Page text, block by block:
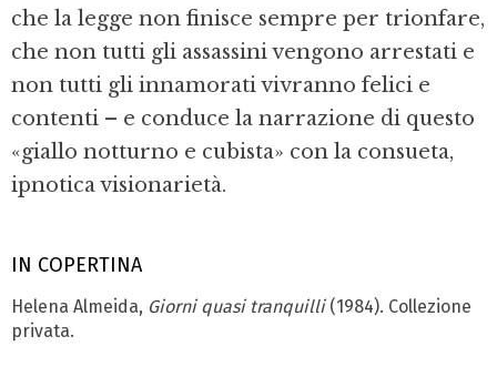
IN COPERTINA
Helena Almeida, Giorni quasi tranquilli(1984). Collezione
privata.
che la legge non finisce sempre per trionfare,
che non tutti gli assassini vengono arrestati e
non tutti gli innamorati vivranno felici e
contenti – e conduce la narrazione di questo
«giallo notturno e cubista» con la consueta,
ipnotica visionarietà.